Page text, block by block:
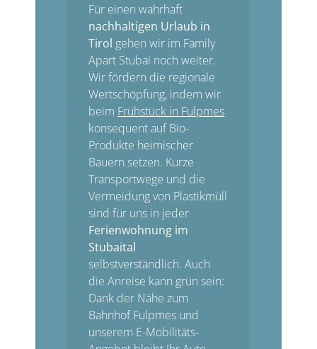
Für einen wahrhaft
nachhaltigen Urlaub in
Tirol gehen wir im Family
Apart Stubai noch weiter.
Wir fördern die regionale
Wertschöpfung, indem wir
beim Frühstück in Fulpmes
konsequent auf Bio-
Produkte heimischer
Bauern setzen. Kurze
Transportwege und die
Vermeidung von Plastikmüll
sind für uns in jeder
Ferienwohnung im
Stubaital
selbstverständlich. Auch
die Anreise kann grün sein:
Dank der Nähe zum
Bahnhof Fulpmes und
unserem E-Mobilitäts-